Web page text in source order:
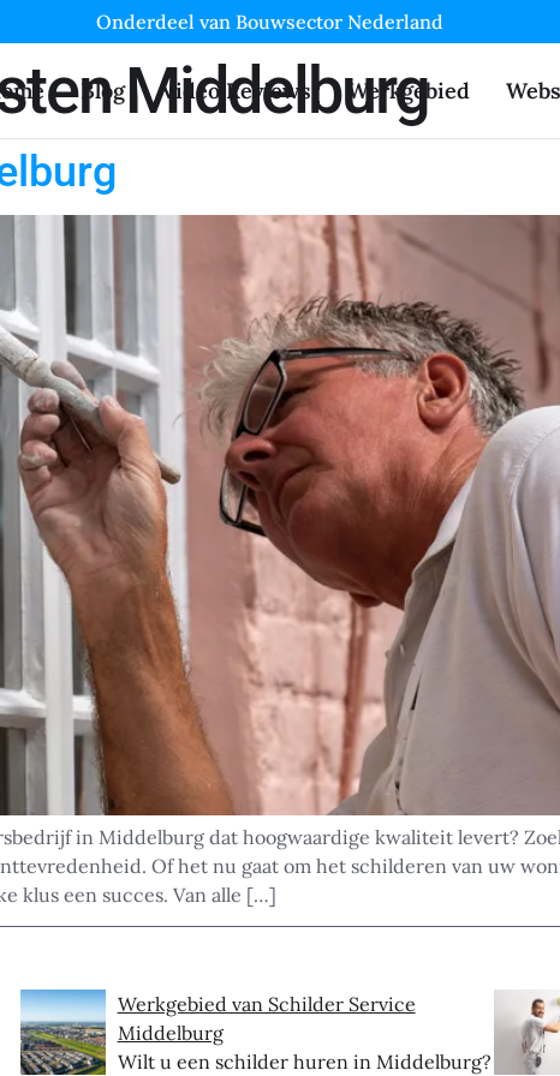
Onderdeel van Bouwsector Nederland
Blog Video Reviews Werkgebied
Middelburg
in Middelburg dat hoogwaardige kwaliteit levert?
Of het nu gaat om het schilderen van uw
klus een succes. Van alle […]
Werkgebied van Schilder Service
Middelburg
Wilt u een schilder huren in Middelburg?